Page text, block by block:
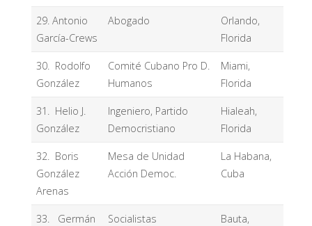
29. Antonio
García-Crews
Abogado
Orlando,
Florida
30. Rodolfo
González
Comité Cubano Pro D.
Humanos
Miami,
Florida
31. Helio J.
González
Ingeniero, Partido
Democristiano
Hialeah,
Florida
32. Boris
González
Arenas
Mesa de Unidad
Acción Democ.
La Habana,
Cuba
33. Germán
Socialistas
Bauta,